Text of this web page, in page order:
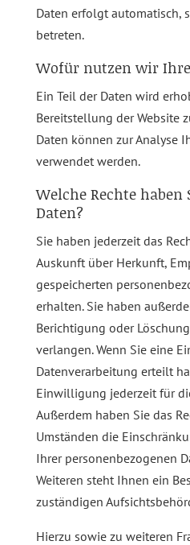
Daten erfolgt automatisch,
betreten.
Wofür nutzen wir
Ein Teil der Daten wird
Bereitstellung der Website
Daten können zur Analyse
verwendet werden.
Welche Rechte
Daten?
Sie haben jederzeit das
Auskunft über Herkunft,
gespeicherten
erhalten. Sie haben
Berichtigung oder
verlangen. Wenn Sie eine
Datenverarbeitung erteilt
Einwilligung jederzeit für
Außerdem haben Sie das
Umständen die
Ihrer personenbezogenen
Weiteren steht Ihnen ein
zuständigen
Hierzu sowie zu weiteren